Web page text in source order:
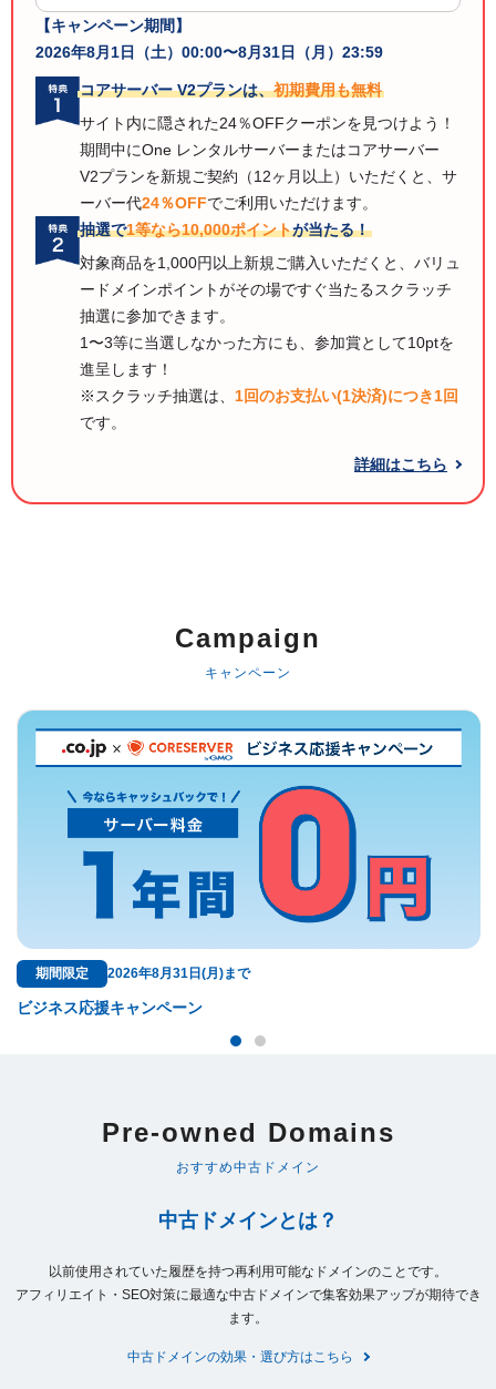
【キャンペーン期間】
2026年8月1日（土）00:00〜8月31日（月）23:59
コアサーバー V2プランは、初期費用も無料
サイト内に隠された24％OFFクーポンを見つけよう！
期間中にOne レンタルサーバーまたはコアサーバー
V2プランを新規ご契約（12ヶ月以上）いただくと、サ
ーバー代24％OFFでご利用いただけます。
抽選で1等なら10,000ポイントが当たる！
対象商品を1,000円以上新規ご購入いただくと、バリュ
ードメインポイントがその場ですぐ当たるスクラッチ
抽選に参加できます。
1〜3等に当選しなかった方にも、参加賞として10ptを
進呈します！
※スクラッチ抽選は、 1回のお支払い(1決済)につき1回
です。
詳細はこちら
Campaign
キャンペーン
日(月)まで
ン
Pre-owned Domains
おすすめ中古ドメイン
中古ドメインとは？
以前使用されていた履歴を持つ再利用可能なドメインのことです。
アフィリエイト・SEO対策に最適な中古ドメインで集客効果アップが期待でき
ます。
中古ドメインの効果・選び方はこちら